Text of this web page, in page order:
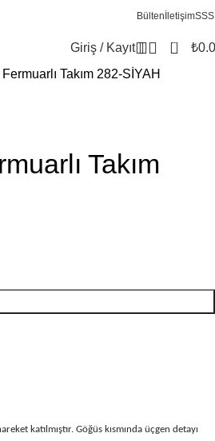
Bülten İletişimSSS
Giriş / Kayıt 0 ₺
Takım 282-SİYAH
Takım
katılmıştır. Göğüs kısmında üçgen detayı